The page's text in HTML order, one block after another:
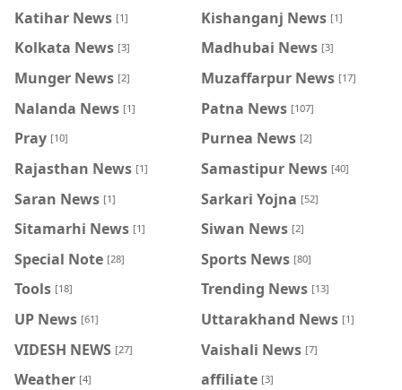
Katihar News [1] Kishanganj News [1]
Kolkata News [3] Madhubai News [3]
Munger News [2] Muzaffarpur News [17]
Nalanda News [1] Patna News [107]
Pray [10] Purnea News [2]
Rajasthan News [1] Samastipur News [40]
Saran News [1] Sarkari Yojna [52]
Sitamarhi News [1] Siwan News [2]
Special Note [28] Sports News [80]
Tools [18] Trending News [13]
UP News [61] Uttarakhand News [1]
VIDESH NEWS [27] Vaishali News [7]
Weather [4] affiliate [3]